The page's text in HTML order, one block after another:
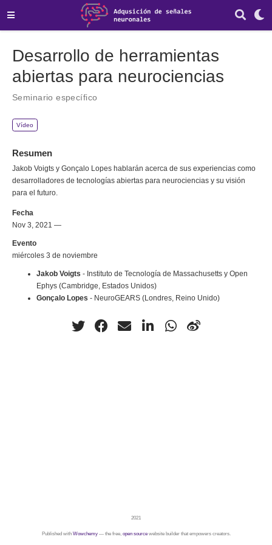
Desarrollo de herramientas
abiertas para neurociencias
Seminario específico
Vídeo
Resumen
Jakob Voigts y Gonçalo Lopes hablarán acerca de sus experiencias como
desarrolladores de tecnologías abiertas para neurociencias y su visión
para el futuro.
Fecha
Nov 3, 2021 —
Evento
miércoles 3 de noviembre
Jakob Voigts - Instituto de Tecnología de Massachusetts y Open
Ephys (Cambridge, Estados Unidos)
Gonçalo Lopes - NeuroGEARS (Londres, Reino Unido)
2021
Published with Wowchemy— the free, open sourcewebsite builder that empowers creators.